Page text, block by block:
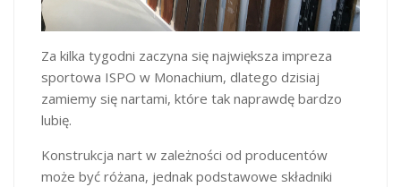
Za kilka tygodni zaczyna się największa impreza
sportowa ISPO w Monachium, dlatego dzisiaj
zamiemy się nartami, które tak naprawdę bardzo
lubię.
Konstrukcja nart w zależności od producentów
może być różana, jednak podstawowe składniki